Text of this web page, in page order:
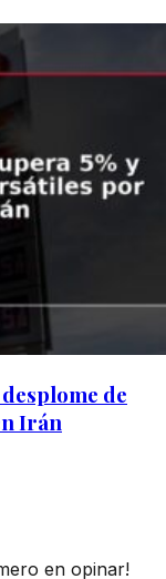
de
Irán
en opinar!